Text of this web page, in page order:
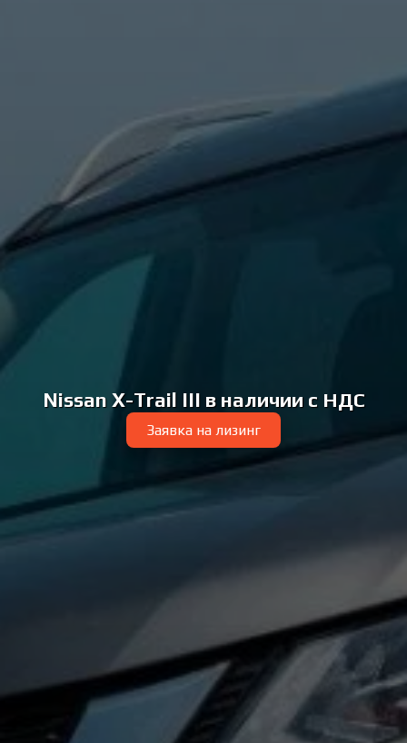
Nissan X-Trail III в наличии с НДС
Заявка на лизинг